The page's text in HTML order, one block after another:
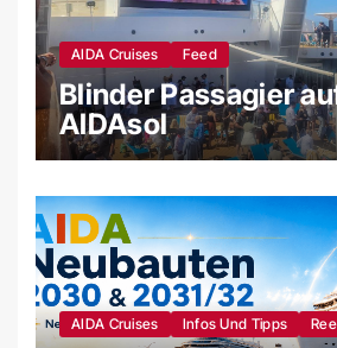
AIDA Cruises Feed
Blinder Passagier
AIDAsol
AIDA Cruises Infos Und Tipps